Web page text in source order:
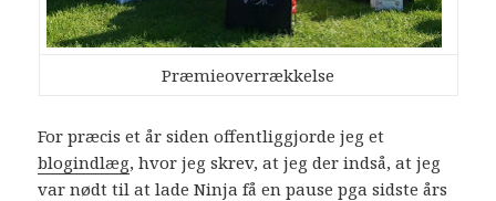
Præmieoverrækkelse
For præcis et år siden offentliggjorde jeg et
blogindlæg, hvor jeg skrev, at jeg der indså, at jeg
var nødt til at lade Ninja få en pause pga sidste års